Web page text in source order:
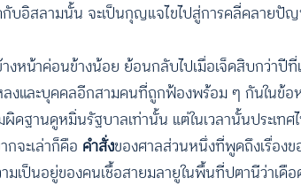
บอิสลามนั้น จะเป็นกุญแจไขไปสู่การคลี่คลายปัญ
งหน้าค่อนข้างน้อย ย้อนกลับไปเมื่อเจ็ดสิบกว่าปี
และบุคคลอีกสามคนที่ถูกฟ้องพร้อม ๆ กันในข้อ
ดฐานดูหมิ่นรัฐบาลเท่านั้น แต่ในเวลานั้นประเท
จะเล่าก็คือ คำสั่งของศาลส่วนหนึ่งที่พูดถึงเรื่องข
เป็นอยู่ของคนเชื้อสายมลายูในพื้นที่ปตานีว่าเดือ